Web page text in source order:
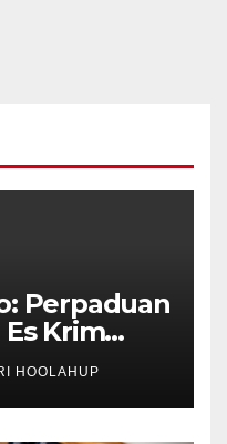
Perpaduan
Krim
HOOLAHUP